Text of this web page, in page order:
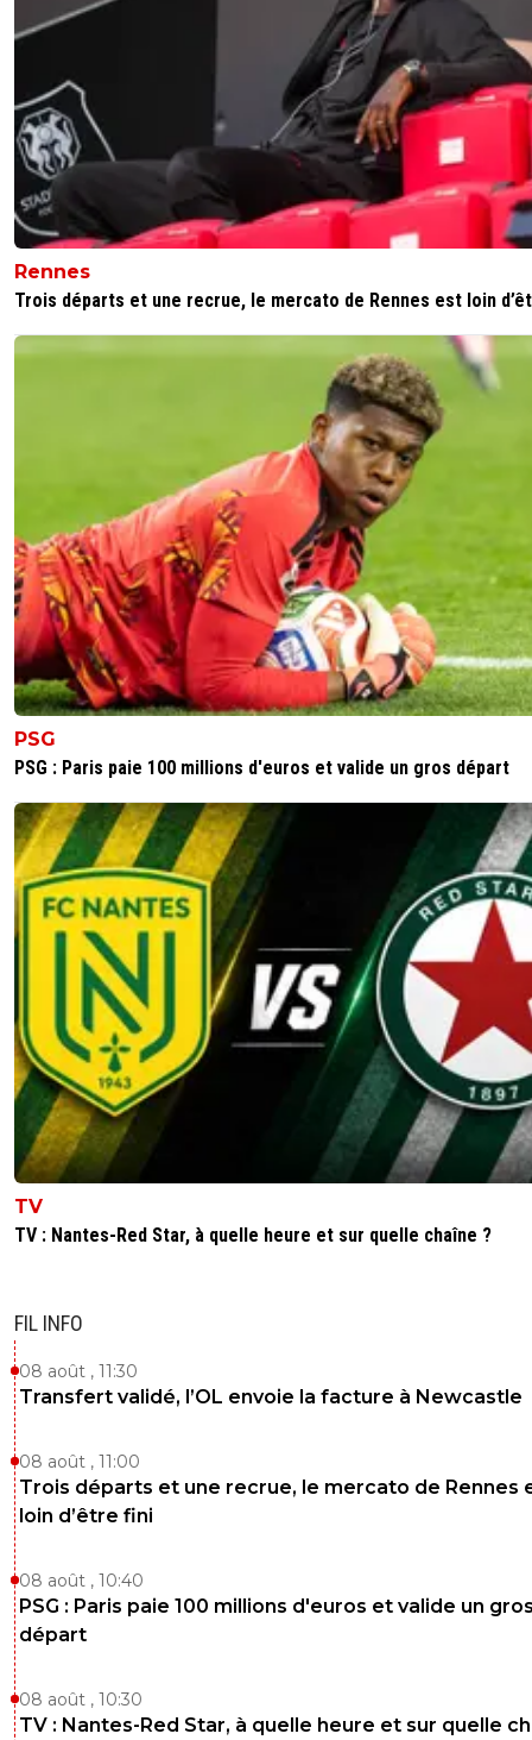
Rennes
Trois départs et une recrue, le mercato de Rennes est loin
PSG
PSG : Paris paie 100 millions d'euros et valide un gros départ
TV
TV : Nantes-Red Star, à quelle heure et sur quelle chaîne ?
FIL INFO
08 août , 11:30
Transfert validé, l’OL envoie la facture à Newcastle
08 août , 11:00
Trois départs et une recrue, le mercato de Rennes
loin d’être fini
08 août , 10:40
PSG : Paris paie 100 millions d'euros et valide un
départ
08 août , 10:30
TV : Nantes-Red Star, à quelle heure et sur quelle